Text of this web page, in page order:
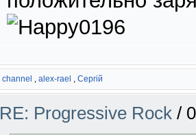
channel , alex-rael , Сергій
RE: Progressive Rock /